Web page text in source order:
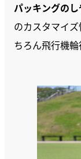
パッキングのし
のカスタマイ
ちろん飛行機輪